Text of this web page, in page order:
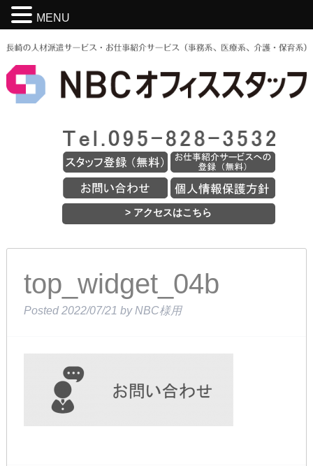
> アクセスはこちら
top_widget_04b
Posted 2022/07/21 by NBC様用
MENU